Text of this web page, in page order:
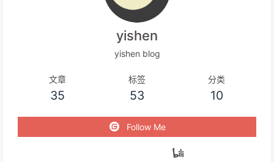
yishen
yishen blog
文章
35
标签
53
分类
10
Follow Me